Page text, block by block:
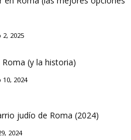
2025
(y la historia)
2024
judío de Roma (2024)
2024